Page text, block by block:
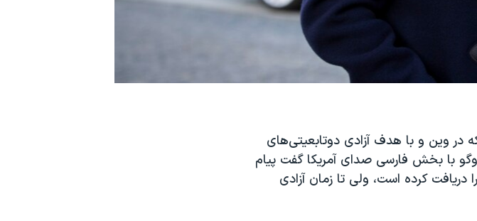
در وین و با هدف آزادی دوتابعیتی‌های
با بخش فارسی صدای آمریکا گفت پیام
دریافت کرده است، ولی تا زمان آزادی